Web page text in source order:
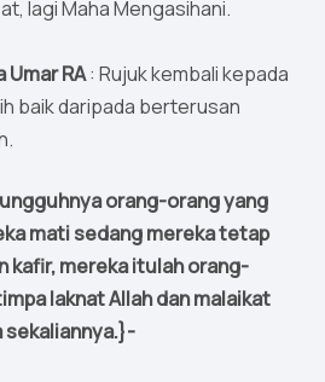
lagi Maha Mengasihani.
Umar RA: Rujuk kembali kepada
baik daripada berterusan
orang-orang yang
mati sedang mereka tetap
kafir, mereka itulah orang-
laknat Allah dan malaikat
sekaliannya.}-